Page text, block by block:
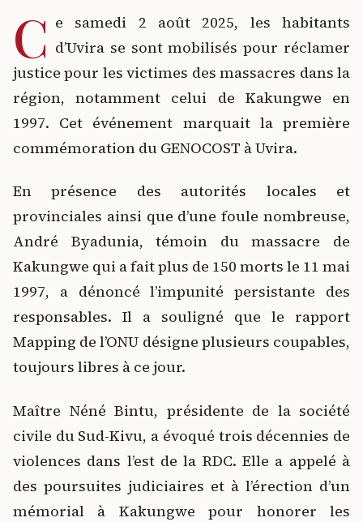
C e samedi 2 août 2025, les habitants
d’Uvira se sont mobilisés pour réclamer
justice pour les victimes des massacres dans la
région, notamment celui de Kakungwe en
1997. Cet événement marquait la première
commémoration du GENOCOST à Uvira.
En présence des autorités locales et
provinciales ainsi que d’une foule nombreuse,
André Byadunia, témoin du massacre de
Kakungwe qui a fait plus de 150 morts le 11 mai
1997, a dénoncé l’impunité persistante des
responsables. Il a souligné que le rapport
Mapping de l’ONU désigne plusieurs coupables,
toujours libres à ce jour.
Maître Néné Bintu, présidente de la société
civile du Sud-Kivu, a évoqué trois décennies de
violences dans l’est de la RDC. Elle a appelé à
des poursuites judiciaires et à l’érection d’un
mémorial à Kakungwe pour honorer les